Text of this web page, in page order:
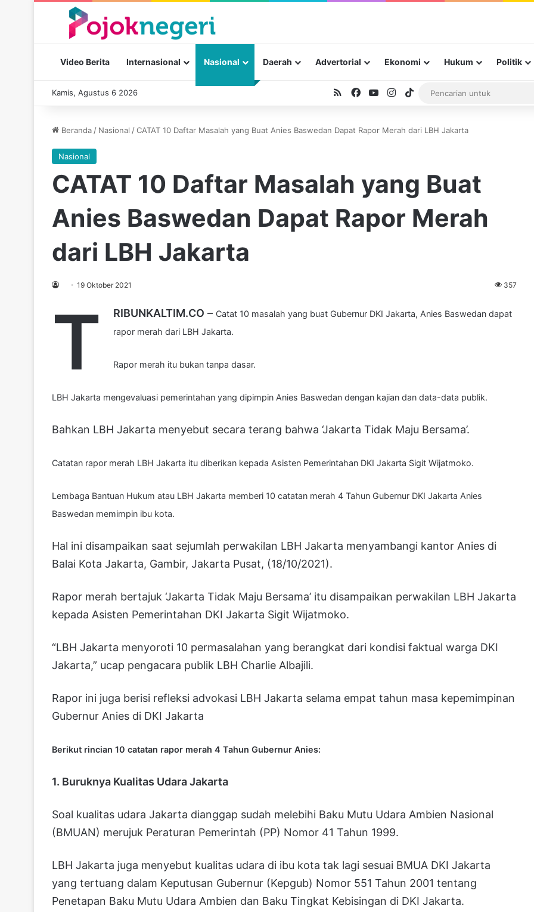
Video Berita Internasional Nasional Daerah Advertorial Ekonomi Hukum Politik
Kamis, Agustus 6 2026 RSSFacebook
YouTubeInstagram
TikTok
Beranda / Nasional /CATAT 10 Daftar Masalah yang Buat Anies Baswedan Dapat Rapor Merah dari LBH Jakarta
Nasional
CATAT 10 Daftar Masalah yang Buat
Anies Baswedan Dapat Rapor Merah
dari LBH Jakarta
19 Oktober 2021 357
T RIBUNKALTIM.CO – Catat 10 masalah yang buat Gubernur DKI Jakarta, Anies Baswedan dapat
rapor merah dari LBH Jakarta.
Rapor merah itu bukan tanpa dasar.
LBH Jakarta mengevaluasi pemerintahan yang dipimpin Anies Baswedan dengan kajian dan data-data publik.
Bahkan LBH Jakarta menyebut secara terang bahwa ‘Jakarta Tidak Maju Bersama’.
Catatan rapor merah LBH Jakarta itu diberikan kepada Asisten Pemerintahan DKI Jakarta Sigit Wijatmoko.
Lembaga Bantuan Hukum atau LBH Jakarta memberi 10 catatan merah 4 Tahun Gubernur DKI Jakarta Anies
Baswedan memimpin ibu kota.
Hal ini disampaikan saat sejumlah perwakilan LBH Jakarta menyambangi kantor Anies di
Balai Kota Jakarta, Gambir, Jakarta Pusat, (18/10/2021).
Rapor merah bertajuk ‘Jakarta Tidak Maju Bersama’ itu disampaikan perwakilan LBH Jakarta
kepada Asisten Pemerintahan DKI Jakarta Sigit Wijatmoko.
“LBH Jakarta menyoroti 10 permasalahan yang berangkat dari kondisi faktual warga DKI
Jakarta,” ucap pengacara publik LBH Charlie Albajili.
Rapor ini juga berisi refleksi advokasi LBH Jakarta selama empat tahun masa kepemimpinan
Gubernur Anies di DKI Jakarta
Berikut rincian 10 catatan rapor merah 4 Tahun Gubernur Anies:
1. Buruknya Kualitas Udara Jakarta
Soal kualitas udara Jakarta dianggap sudah melebihi Baku Mutu Udara Ambien Nasional
(BMUAN) merujuk Peraturan Pemerintah (PP) Nomor 41 Tahun 1999.
LBH Jakarta juga menyebut kualitas udara di ibu kota tak lagi sesuai BMUA DKI Jakarta
yang tertuang dalam Keputusan Gubernur (Kepgub) Nomor 551 Tahun 2001 tentang
Penetapan Baku Mutu Udara Ambien dan Baku Tingkat Kebisingan di DKI Jakarta.